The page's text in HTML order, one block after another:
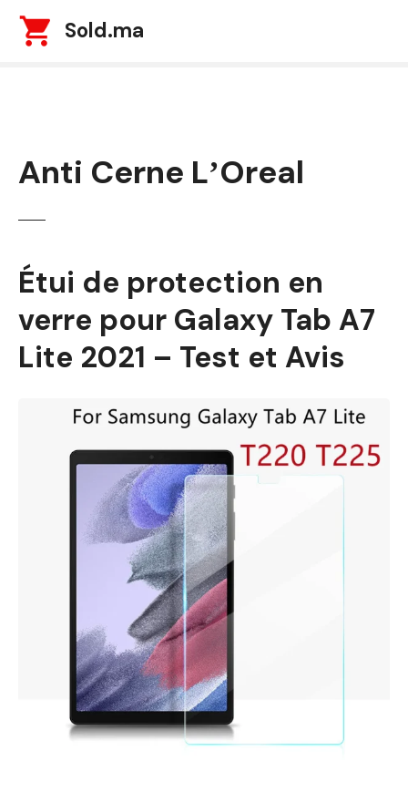
Sold.ma
Anti Cerne LʼOreal
Étui de protection en
verre pour Galaxy Tab A7
Lite 2021 – Test et Avis